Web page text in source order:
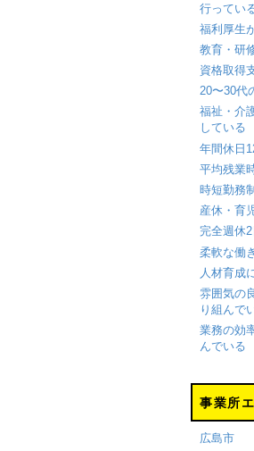
行ってい
福利厚生
教育・研
資格取得
20〜30代
福祉・介
している
年間休日
平均残業
時短勤務
産休・育
完全週休2
柔軟な働
人材育成
雰囲気の
り組んで
業務の効
んでいる
事業所
広島市